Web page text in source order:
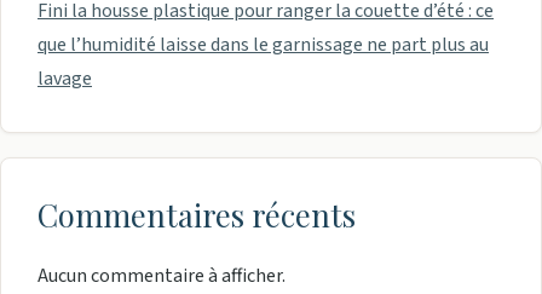
Fini la housse plastique pour ranger la couette d’été : ce
que l’humidité laisse dans le garnissage ne part plus au
lavage
Commentaires récents
Aucun commentaire à afficher.